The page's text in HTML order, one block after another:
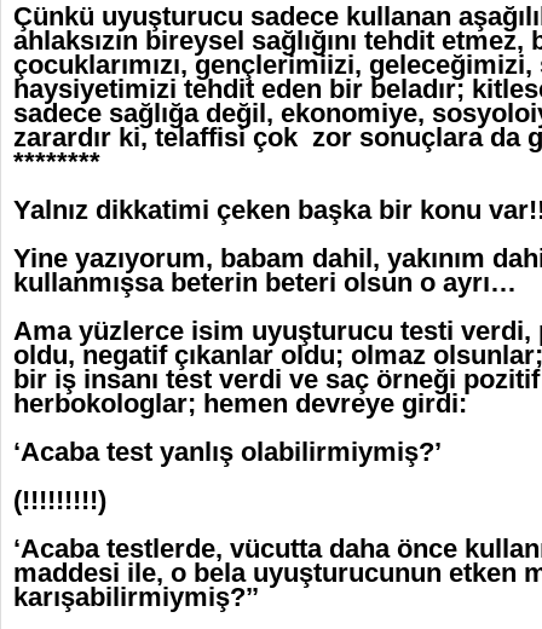
Çünkü uyuşturucu sadece kullanan
ahlaksızın bireysel sağlığını tehdit
çocuklarımızı, gençlerimiizi,
haysiyetimizi tehdit eden bir beladır;
sadece sağlığa değil, ekonomiye,
zarardır ki, telaffisi çok zor sonuçlara da
********
Yalnız dikkatimi çeken başka bir konu
Yine yazıyorum, babam dahil, yakınım
kullanmışsa beterin beteri olsun o ayrı…
Ama yüzlerce isim uyuşturucu testi verdi,
oldu, negatif çıkanlar oldu; olmaz
bir iş insanı test verdi ve saç örneği
herbokologlar; hemen devreye girdi:
‘Acaba test yanlış olabilirmiymiş?’
(!!!!!!!!!)
‘Acaba testlerde, vücutta daha önce
maddesi ile, o bela uyuşturucunun etken
karışabilirmiymiş?’’